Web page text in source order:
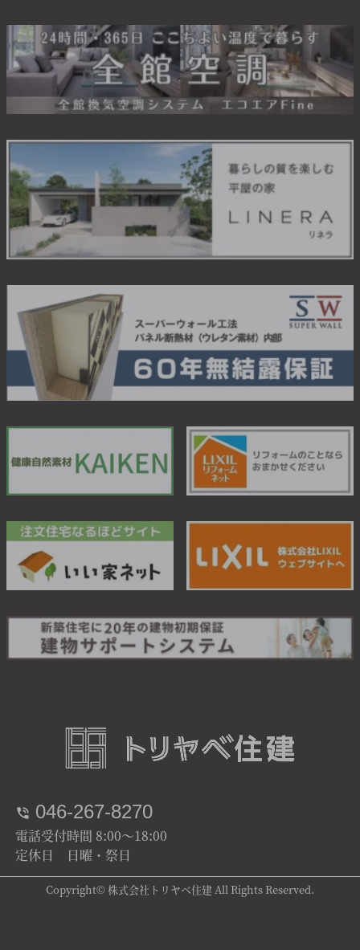
046-267-8270
電話受付時間 8:00～18:00
定休日 日曜・祭日
Copyright© 株式会社トリヤベ住建 All Rights Reserved.